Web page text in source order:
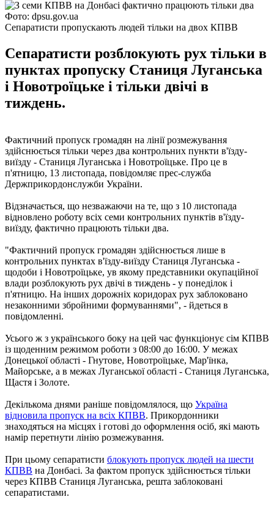
Фото: dpsu.gov.ua
Сепаратисти пропускають людей тільки на двох КПВВ
Сепаратисти розблокують рух тільки в
пунктах пропуску Станиця Луганська
і Новотроїцьке і тільки двічі в
тиждень.
Фактичний пропуск громадян на лінії розмежування
здійснюється тільки через два контрольних пункти в'їзду-
виїзду - Станиця Луганська і Новотроїцьке. Про це в
п'ятницю, 13 листопада, повідомляє прес-служба
Держприкордонслужби України.
Відзначається, що незважаючи на те, що з 10 листопада
відновлено роботу всіх семи контрольних пунктів в'їзду-
виїзду, фактично працюють тільки два.
"Фактичний пропуск громадян здійснюється лише в
контрольних пунктах в'їзду-виїзду Станиця Луганська -
щодоби і Новотроїцьке, ув якому представники окупаційної
влади розблокують рух двічі в тиждень - у понеділок і
п'ятницю. На інших дорожніх коридорах рух заблоковано
незаконними збройними формуваннями", - йдеться в
повідомленні.
Усього ж з українського боку на цей час функціонує сім КПВВ
із щоденним режимом роботи з 08:00 до 16:00. У межах
Донецької області - Гнутове, Новотроїцьке, Мар'їнка,
Майорське, а в межах Луганської області - Станиця Луганська,
Щастя і Золоте.
Декількома днями раніше повідомлялося, що Україна
відновила пропуск на всіх КПВВ. Прикордонники
знаходяться на місцях і готові до оформлення осіб, які мають
намір перетнути лінію розмежування.
При цьому сепаратисти блокують пропуск людей на шести
КПВВ на Донбасі. За фактом пропуск здійснюється тільки
через КПВВ Станиця Луганська, решта заблоковані
сепаратистами.